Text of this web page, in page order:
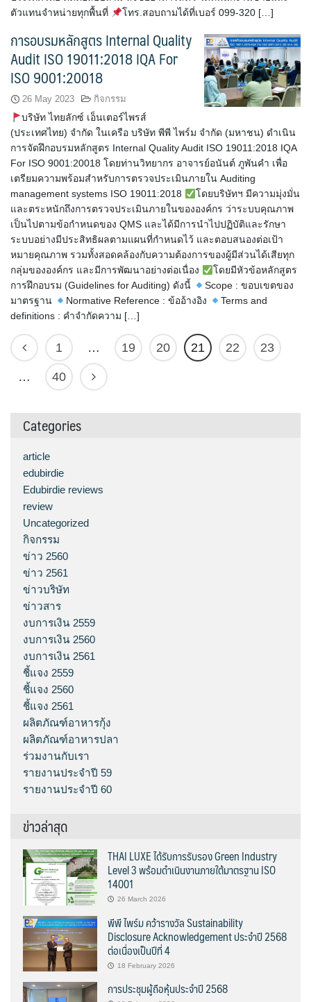
ตัวแทนจำหน่ายทุกพื้นที่
โทร.สอบถามได้ที่เบอร์ 099-320 […]
การอบรมหลักสูตร Internal Quality
Audit ISO 19011:2018 IQA For
ISO 9001:20018
26 May 2023 กิจกรรม
บริษัท ไทยลักซ์ เอ็นเตอร์ไพรส์
(ประเทศไทย) จำกัด ในเครือ บริษัท พีพี ไพร์ม จำกัด (มหาชน) ดำเนิน
การจัดฝึกอบรมหลักสูตร Internal Quality Audit ISO 19011:2018 IQA
For ISO 9001:20018 โดยท่านวิทยากร อาจารย์อนันต์ ภูพันคำ เพื่อ
เตรียมความพร้อมสำหรับการตรวจประเมินภายใน Auditing
management systems ISO 19011:2018
โดยบริษัทฯ มีความมุ่งมั่น
และตระหนักถึงการตรวจประเมินภายในขององค์กร ว่าระบบคุณภาพ
เป็นไปตามข้อกำหนดของ QMS และได้มีการนำไปปฏิบัติและรักษา
ระบบอย่างมีประสิทธิผลตามแผนที่กำหนดไว้ และตอบสนองต่อเป้า
หมายคุณภาพ รวมทั้งสอดคล้องกับความต้องการของผู้มีส่วนได้เสียทุก
กลุ่มขององค์กร และมีการพัฒนาอย่างต่อเนื่อง
โดยมีหัวข้อหลักสูตร
การฝึกอบรม (Guidelines for Auditing) ดังนี้
Scope : ขอบเขตของ
มาตรฐาน
Normative Reference : ข้ออ้างอิง
Terms and
definitions : คำจำกัดความ […]
1 … 19 20 21 22 23
… 40
Categories
article
edubirdie
Edubirdie reviews
review
Uncategorized
กิจกรรม
ข่าว 2560
ข่าว 2561
ข่าวบริษัท
ข่าวสาร
งบการเงิน 2559
งบการเงิน 2560
งบการเงิน 2561
ชี้แจง 2559
ชี้แจง 2560
ชี้แจง 2561
ผลิตภัณฑ์อาหารกุ้ง
ผลิตภัณฑ์อาหารปลา
ร่วมงานกับเรา
รายงานประจำปี 59
รายงานประจำปี 60
ข่าวล่าสุด
THAI LUXE ได้รับการรับรอง Green Industry
Level 3 พร้อมดำเนินงานภายใต้มาตรฐาน ISO
14001
26 March 2026
พีพี ไพร์ม คว้ารางวัล Sustainability
Disclosure Acknowledgement ประจำปี 2568
ต่อเนื่องเป็นปีที่ 4
18 February 2026
การประชุมผู้ถือหุ้นประจำปี 2568